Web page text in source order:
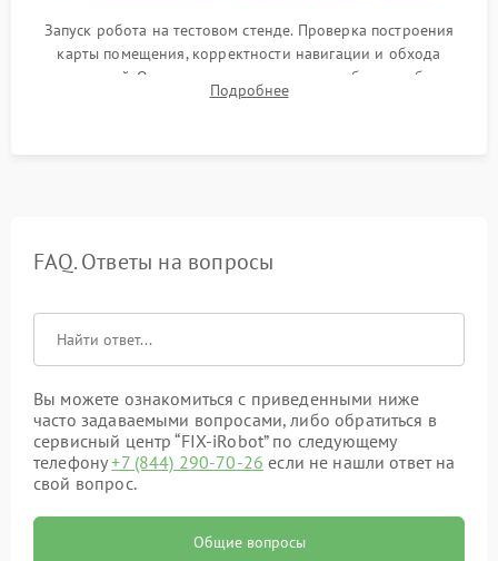
Запуск робота на тестовом стенде. Проверка построения
карты помещения, корректности навигации и обхода
препятствий. Оценка силы всасывания и работы турбины.
Тестирование автоматического возврата на док-станцию и
Подробнее
FAQ. Ответы на вопросы
Вы можете ознакомиться с приведенными ниже
часто задаваемыми вопросами, либо обратиться в
сервисный центр “FIX-iRobot” по следующему
телефону+7 (844) 290-70-26 если не нашли ответ на
свой вопрос.
Общие вопросы